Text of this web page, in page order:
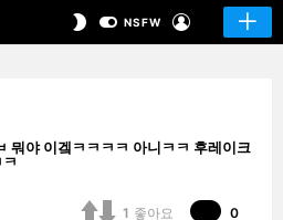
SWITCHNSFW
ㅂ 뭐야 이겤ㅋㅋㅋㅋ 아니ㅋㅋ 후레이크
ㅋ
1 좋아요 0